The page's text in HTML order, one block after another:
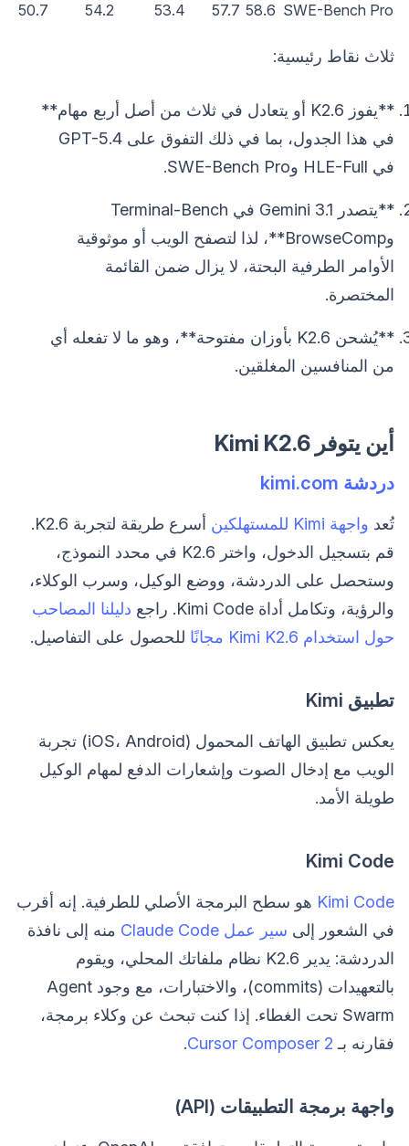
SWE-Bench Pro
58.6
57.7
53.4
54.2
50.7
ثلاث نقاط رئيسية:
**يفوز K2.6 أو يتعادل في ثلاث من أصل أربع مهام**
في هذا الجدول، بما في ذلك التفوق على GPT-5.4
في HLE-Full وSWE-Bench Pro.
**يتصدر Gemini 3.1 في Terminal-Bench
وBrowseComp**، لذا لتصفح الويب أو موثوقية
الأوامر الطرفية البحتة، لا يزال ضمن القائمة
المختصرة.
**يُشحن K2.6 بأوزان مفتوحة**، وهو ما لا تفعله أي
من المنافسين المغلقين.
أين يتوفر Kimi K2.6
دردشة kimi.com
تُعد واجهة Kimi للمستهلكين
أسرع طريقة لتجربة K2.6.
قم بتسجيل الدخول، واختر K2.6 في محدد النموذج،
وستحصل على الدردشة، ووضع الوكيل، وسرب الوكلاء،
والرؤية، وتكامل أداة Kimi Code. راجع
دليلنا المصاحب
حول استخدام Kimi K2.6 مجانًا
للحصول على التفاصيل.
تطبيق Kimi
يعكس تطبيق الهاتف المحمول (iOS، Android) تجربة
الويب مع إدخال الصوت وإشعارات الدفع لمهام الوكيل
طويلة الأمد.
Kimi Code
Kimi Code هو سطح البرمجة الأصلي للطرفية. إنه أقرب
في الشعور إلى سير عمل Claude Code
منه إلى نافذة
الدردشة: يدير K2.6 نظام ملفاتك المحلي، ويقوم
بالتعهيدات (commits)، والاختبارات، مع وجود Agent
Swarm تحت الغطاء. إذا كنت تبحث عن وكلاء برمجة،
فقارنه بـ Cursor Composer 2
.
واجهة برمجة التطبيقات (API)